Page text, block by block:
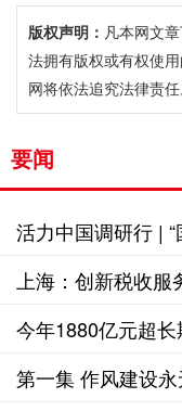
版权声明： 凡本网文
法拥有版权或有权使
网将依法追究法律责任
要闻
活力中国调研行 |
世界
上海：创新税收
今年1880亿元超
第一集 作风建设